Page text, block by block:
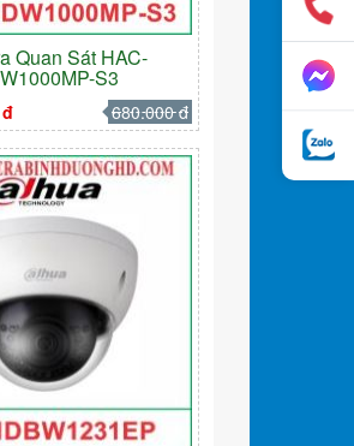
Quan Sát HAC-
S3
680.000 đ